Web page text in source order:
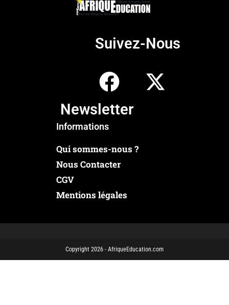
Suivez-Nous
Newsletter
Informations
Qui sommes-nous ?
Nous Contacter
CGV
Mentions légales
Copyright 2026 - AfriqueEducation.com